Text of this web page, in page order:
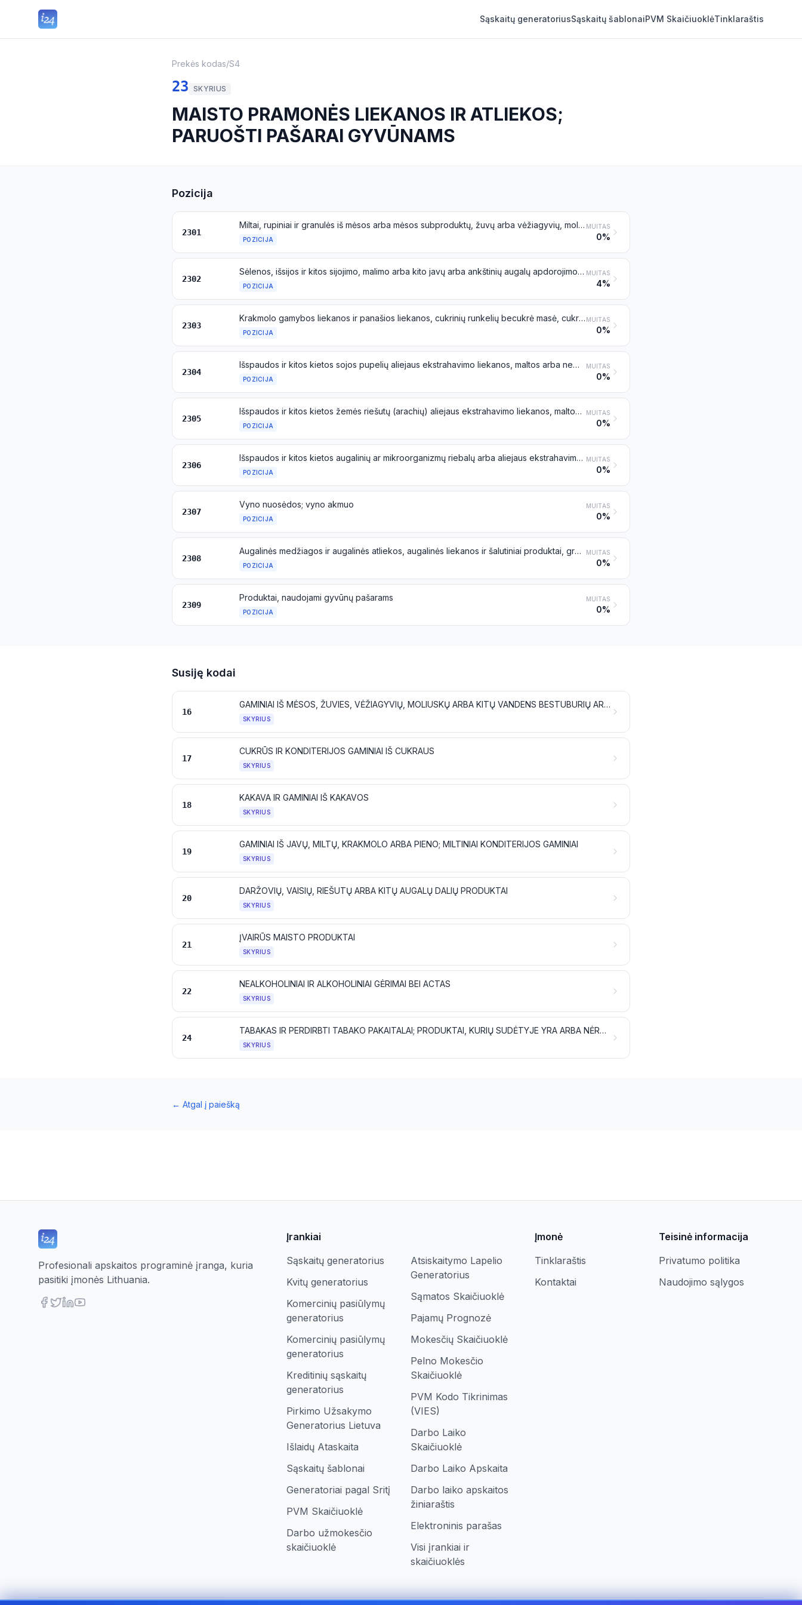
Sąskaitų generatoriusSąskaitų šablonaiPVM SkaičiuoklėTinklaraštis
Prekės kodas/S4
23 SKYRIUS
MAISTO PRAMONĖS LIEKANOS IR ATLIEKOS;
PARUOŠTI PAŠARAI GYVŪNAMS
Pozicija
2301
Miltai, rupiniai ir granulės iš mėsos arba mėsos subproduktų, žuvų arba vėžiagyvių, moliuskų arba kitų vandens bestuburių, netinkami vartoti žmonių maistui; taukų likučiai
POZICIJA
MUITAS
0%
2302
Sėlenos, išsijos ir kitos sijojimo, malimo arba kito javų arba ankštinių augalų apdorojimo liekanos, granuliuotos arba negranuliuotos
POZICIJA
MUITAS
4%
2303
Krakmolo gamybos liekanos ir panašios liekanos, cukrinių runkelių becukrė masė, cukranendrių išspaudos ir kitos cukraus gamybos atliekos, žlaugtai arba kitos alaus gamybos arba alkoholio distiliavimo atliekos, granuliuotos arba negranuliuotos
POZICIJA
MUITAS
0%
2304
Išspaudos ir kitos kietos sojos pupelių aliejaus ekstrahavimo liekanos, maltos arba nemaltos, granuliuotos arba negranuliuotos
POZICIJA
MUITAS
0%
2305
Išspaudos ir kitos kietos žemės riešutų (arachių) aliejaus ekstrahavimo liekanos, maltos arba nemaltos, granuliuotos arba negranuliuotos
POZICIJA
MUITAS
0%
2306
Išspaudos ir kitos kietos augalinių ar mikroorganizmų riebalų arba aliejaus ekstrahavimo liekanos, maltos arba nemaltos, granuliuotos arba negranuliuotos, išskyrus priskiriamus 2304 arba 2305 pozicijai
POZICIJA
MUITAS
0%
2307
Vyno nuosėdos; vyno akmuo
POZICIJA
MUITAS
0%
2308
Augalinės medžiagos ir augalinės atliekos, augalinės liekanos ir šalutiniai produktai, granuliuoti arba negranuliuoti, naudojami gyvūnų pašarams, nenurodyti kitoje vietoje
POZICIJA
MUITAS
0%
2309
Produktai, naudojami gyvūnų pašarams
POZICIJA
MUITAS
0%
Susiję kodai
16
GAMINIAI IŠ MĖSOS, ŽUVIES, VĖŽIAGYVIŲ, MOLIUSKŲ ARBA KITŲ VANDENS BESTUBURIŲ AR IŠ VABZDŽIŲ
SKYRIUS
17
CUKRŪS IR KONDITERIJOS GAMINIAI IŠ CUKRAUS
SKYRIUS
18
KAKAVA IR GAMINIAI IŠ KAKAVOS
SKYRIUS
19
GAMINIAI IŠ JAVŲ, MILTŲ, KRAKMOLO ARBA PIENO; MILTINIAI KONDITERIJOS GAMINIAI
SKYRIUS
20
DARŽOVIŲ, VAISIŲ, RIEŠUTŲ ARBA KITŲ AUGALŲ DALIŲ PRODUKTAI
SKYRIUS
21
ĮVAIRŪS MAISTO PRODUKTAI
SKYRIUS
22
NEALKOHOLINIAI IR ALKOHOLINIAI GĖRIMAI BEI ACTAS
SKYRIUS
24
TABAKAS IR PERDIRBTI TABAKO PAKAITALAI; PRODUKTAI, KURIŲ SUDĖTYJE YRA ARBA NĖRA NIKOTINO, ĮKVEPIAMI NEDEGINANT; KITI PRODUKTAI, KURIŲ SUDĖTYJE YRA NIKOTINO, SKIRTI TAM, KAD NIKOTINAS PATEKTŲ Į ŽMOGAUS ORGANIZMĄ
SKYRIUS
← Atgal į paiešką
Profesionali apskaitos programinė įranga, kuria
pasitiki įmonės Lithuania.
Įrankiai
Sąskaitų generatorius
Kvitų generatorius
Komercinių pasiūlymų
generatorius
Komercinių pasiūlymų
generatorius
Kreditinių sąskaitų
generatorius
Pirkimo Užsakymo
Generatorius Lietuva
Išlaidų Ataskaita
Sąskaitų šablonai
Generatoriai pagal Sritį
PVM Skaičiuoklė
Darbo užmokesčio
skaičiuoklė
Atsiskaitymo Lapelio
Generatorius
Sąmatos Skaičiuoklė
Pajamų Prognozė
Mokesčių Skaičiuoklė
Pelno Mokesčio
Skaičiuoklė
PVM Kodo Tikrinimas
(VIES)
Darbo Laiko
Skaičiuoklė
Darbo Laiko Apskaita
Darbo laiko apskaitos
žiniaraštis
Elektroninis parašas
Visi įrankiai ir
skaičiuoklės
Įmonė
Tinklaraštis
Kontaktai
Teisinė informacija
Privatumo politika
Naudojimo sąlygos